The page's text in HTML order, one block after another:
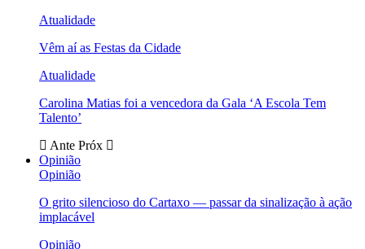
Atualidade
Vêm aí as Festas da Cidade
Atualidade
Carolina Matias foi a vencedora da Gala ‘A Escola Tem
Talento’
Ante Próx
Opinião
Opinião
O grito silencioso do Cartaxo — passar da sinalização à ação
implacável
Opinião